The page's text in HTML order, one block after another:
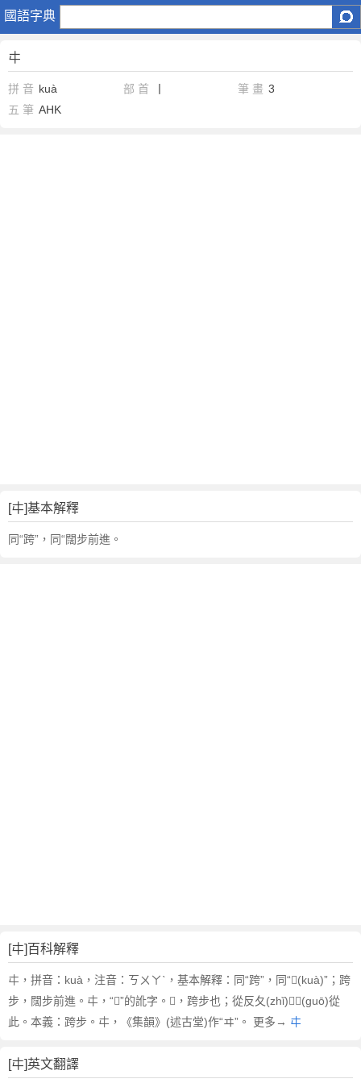
國語字典
㐄
㐄
拼 音 kuà 部 首 筆 畫 3
五 筆 AHK
[㐄]基本解釋
同“跨”，同“闊步前進。
[㐄]百科解釋
㐄，拼音：kuà，注音：ㄎㄨㄚˋ，基本解釋：同“跨”，同“𡕒(kuà)”；跨
步，闊步前進。㐄，“𡕒”的訛字。𡕒，跨步也；從反夂(zhǐ)；𩰫(guō)從
此。本義：跨步。㐄，《集韻》(述古堂)作“ヰ”。 更多→ 㐄
[㐄]英文翻譯